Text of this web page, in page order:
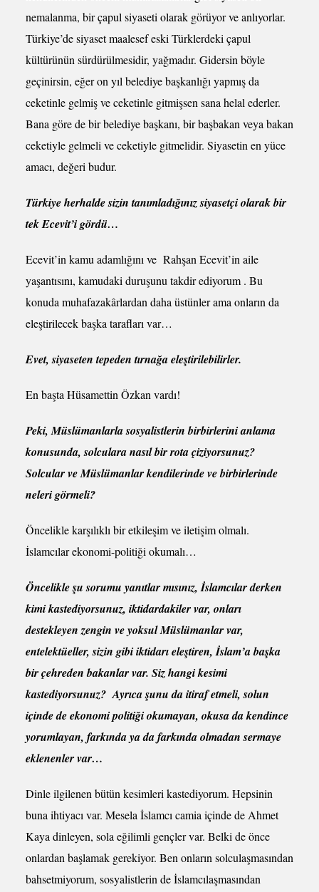
nemalanma, bir çapul siyaseti olarak görüyor ve anlıyorlar.
Türkiye’de siyaset maalesef eski Türklerdeki çapul
kültürünün sürdürülmesidir, yağmadır. Gidersin böyle
geçinirsin, eğer on yıl belediye başkanlığı yapmış da
ceketinle gelmiş ve ceketinle gitmişsen sana helal ederler.
Bana göre de bir belediye başkanı, bir başbakan veya bakan
ceketiyle gelmeli ve ceketiyle gitmelidir. Siyasetin en yüce
amacı, değeri budur.
Türkiye herhalde sizin tanımladığınız siyasetçi olarak bir
tek Ecevit’i gördü…
Ecevit’in kamu adamlığını ve Rahşan Ecevit’in aile
yaşantısını, kamudaki duruşunu takdir ediyorum . Bu
konuda muhafazakârlardan daha üstünler ama onların da
eleştirilecek başka tarafları var…
Evet, siyaseten tepeden tırnağa eleştirilebilirler.
En başta Hüsamettin Özkan vardı!
Peki, Müslümanlarla sosyalistlerin birbirlerini anlama
konusunda, solculara nasıl bir rota çiziyorsunuz?
Solcular ve Müslümanlar kendilerinde ve birbirlerinde
neleri görmeli?
Öncelikle karşılıklı bir etkileşim ve iletişim olmalı.
İslamcılar ekonomi-politiği okumalı…
Öncelikle şu sorumu yanıtlar mısınız, İslamcılar derken
kimi kastediyorsunuz, iktidardakiler var, onları
destekleyen zengin ve yoksul Müslümanlar var,
entelektüeller, sizin gibi iktidarı eleştiren, İslam’a başka
bir çehreden bakanlar var. Siz hangi kesimi
kastediyorsunuz? Ayrıca şunu da itiraf etmeli, solun
içinde de ekonomi politiği okumayan, okusa da kendince
yorumlayan, farkında ya da farkında olmadan sermaye
eklenenler var…
Dinle ilgilenen bütün kesimleri kastediyorum. Hepsinin
buna ihtiyacı var. Mesela İslamcı camia içinde de Ahmet
Kaya dinleyen, sola eğilimli gençler var. Belki de önce
onlardan başlamak gerekiyor. Ben onların solculaşmasından
bahsetmiyorum, sosyalistlerin de İslamcılaşmasından